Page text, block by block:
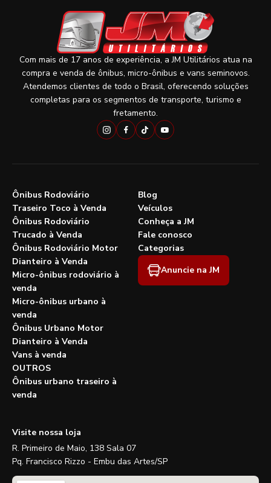
Com mais de 17 anos de experiência, a JM Utilitários atua na
compra e venda de ônibus, micro-ônibus e vans seminovos.
Atendemos clientes de todo o Brasil, oferecendo soluções
completas para os segmentos de transporte, turismo e
fretamento.
Ônibus Rodoviário
Traseiro Toco à Venda
Ônibus Rodoviário
Trucado à Venda
Ônibus Rodoviário Motor
Dianteiro à Venda
Micro-ônibus rodoviário à
venda
Micro-ônibus urbano à
venda
Ônibus Urbano Motor
Dianteiro à Venda
Vans à venda
OUTROS
Ônibus urbano traseiro à
venda
Blog
Veículos
Conheça a JM
Fale conosco
Categorias
Anuncie na JM
Visite nossa loja
R. Primeiro de Maio, 138 Sala 07
Pq. Francisco Rizzo - Embu das Artes/SP